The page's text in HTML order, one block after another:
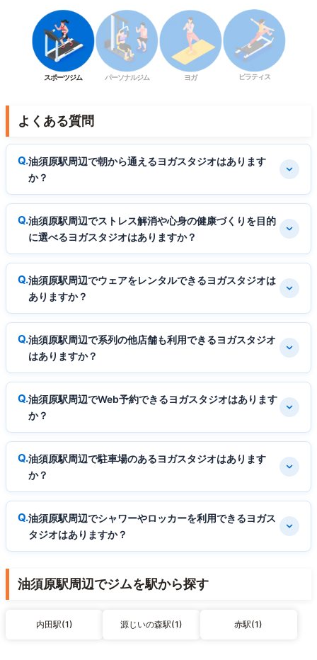
スポーツジム パーソナルジム ヨガ ピラティス
よくある質問
油須原駅周辺で朝から通えるヨガスタジオはあります
か？
油須原駅周辺でストレス解消や心身の健康づくりを目的
に選べるヨガスタジオはありますか？
油須原駅周辺でウェアをレンタルできるヨガスタジオは
ありますか？
油須原駅周辺で系列の他店舗も利用できるヨガスタジオ
はありますか？
油須原駅周辺でWeb予約できるヨガスタジオはあります
か？
油須原駅周辺で駐車場のあるヨガスタジオはあります
か？
油須原駅周辺でシャワーやロッカーを利用できるヨガス
タジオはありますか？
油須原駅周辺でジムを駅から探す
内田駅(1) 源じいの森駅(1) 赤駅(1)